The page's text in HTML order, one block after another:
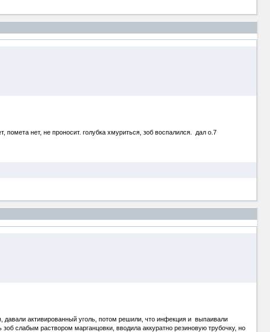
помета нет, не проносит. голубка хмуриться, зоб воспалился. дал о.7
активированный уголь, потом решили, что инфекция и выпаивали
слабым раствором марганцовки, вводила аккуратно резиновую трубочку, но